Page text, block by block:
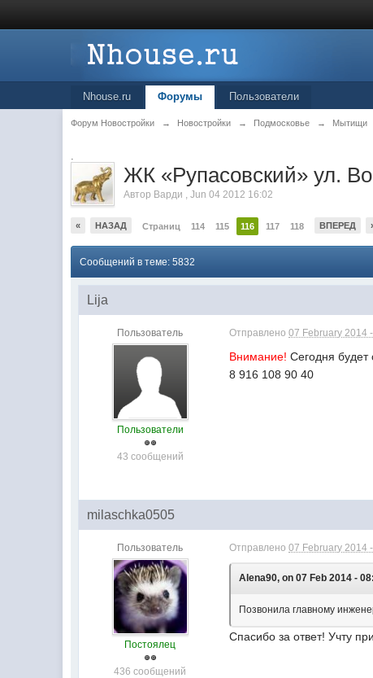
Nhouse.ru Форумы Пользователи
Форум Новостройки → Новостройки → Подмосковье → Мытищи
.
ЖК «Рупасовский» ул.
Автор Варди ,Jun 04 2012 16:02
« НАЗАД Страниц 114 115 116 117 118 ВПЕРЕД
Сообщений в теме: 5832
Lija
Пользователь
Пользователи
43 сообщений
Отправлено07 February 2014
Внимание! Сегодня будет
8 916 108 90 40
milaschka0505
Пользователь
Постоялец
436 сообщений
Отправлено07 February 2014
Alena90, on 07 Feb 2014 -
Позвонила главному
Спасибо за ответ! Учту